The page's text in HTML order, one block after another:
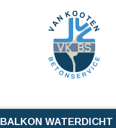
BALKON WATERDICHT